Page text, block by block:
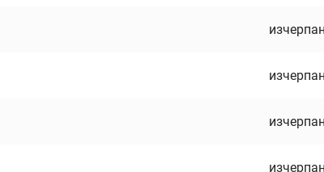
изчерпан
изчерпан
изчерпан
изчерпан